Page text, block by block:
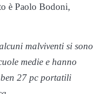
è Paolo Bodoni,
malviventi si sono
medie e hanno
27 pc portatili